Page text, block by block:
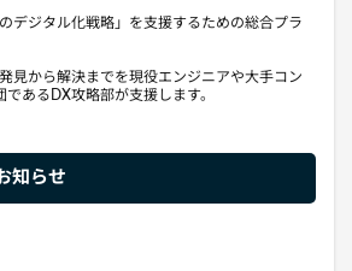
デジタル化戦略」を支援するための総合プラ
見から解決までを現役エンジニアや大手コン
あるDX攻略部が支援します。
知らせ